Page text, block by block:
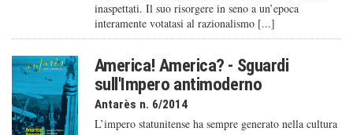
inaspettati. Il suo risorgere in seno a un’epoca
interamente votatasi al razionalismo [...]
America! America? - Sguardi
sull'Impero antimoderno
Antarès n. 6/2014
L’impero statunitense ha sempre generato nella cultura